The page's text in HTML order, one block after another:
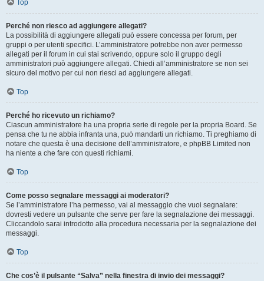
Top
Perché non riesco ad aggiungere allegati?
La possibilità di aggiungere allegati può essere concessa per forum, per
gruppi o per utenti specifici. L’amministratore potrebbe non aver permesso
allegati per il forum in cui stai scrivendo, oppure solo il gruppo degli
amministratori può aggiungere allegati. Chiedi all’amministratore se non sei
sicuro del motivo per cui non riesci ad aggiungere allegati.
Top
Perché ho ricevuto un richiamo?
Ciascun amministratore ha una propria serie di regole per la propria Board. Se
pensa che tu ne abbia infranta una, può mandarti un richiamo. Ti preghiamo di
notare che questa è una decisione dell’amministratore, e phpBB Limited non
ha niente a che fare con questi richiami.
Top
Come posso segnalare messaggi ai moderatori?
Se l’amministratore l’ha permesso, vai al messaggio che vuoi segnalare:
dovresti vedere un pulsante che serve per fare la segnalazione dei messaggi.
Cliccandolo sarai introdotto alla procedura necessaria per la segnalazione dei
messaggi.
Top
Che cos’è il pulsante “Salva” nella finestra di invio dei messaggi?